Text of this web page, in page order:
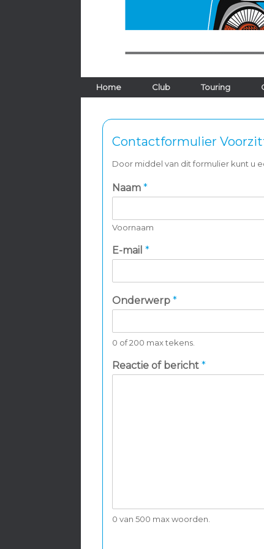
Home Club Touring
Contactformulier
Door middel van dit formulier kunt u
Naam *
Voornaam
*
*
e
a
c
i
e
E-mail *
Onderwerp *
0 of 200 max tekens.
Reactie of bericht *
0 van 500 max woorden.